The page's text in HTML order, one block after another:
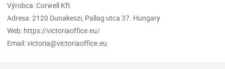
Výrobca: Corwell Kft
Adresa: 2120 Dunakeszi, Pallag utca 37. Hungary
Web: https://victoriaoffice.eu/
Email: victoria@victoriaoffice.eu